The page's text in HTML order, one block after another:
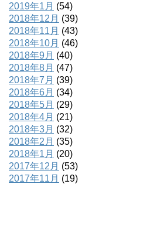
2019年1月 (54)
2018年12月 (39)
2018年11月 (43)
2018年10月 (46)
2018年9月 (40)
2018年8月 (47)
2018年7月 (39)
2018年6月 (34)
2018年5月 (29)
2018年4月 (21)
2018年3月 (32)
2018年2月 (35)
2018年1月 (20)
2017年12月 (53)
2017年11月 (19)